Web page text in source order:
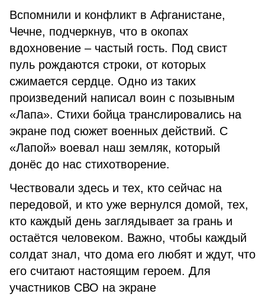
Вспомнили и конфликт в Афганистане,
Чечне, подчеркнув, что в окопах
вдохновение – частый гость. Под свист
пуль рождаются строки, от которых
сжимается сердце. Одно из таких
произведений написал воин с позывным
«Лапа». Стихи бойца транслировались на
экране под сюжет военных действий. С
«Лапой» воевал наш земляк, который
донёс до нас стихотворение.
Чествовали здесь и тех, кто сейчас на
передовой, и кто уже вернулся домой, тех,
кто каждый день заглядывает за грань и
остаётся человеком. Важно, чтобы каждый
солдат знал, что дома его любят и ждут, что
его считают настоящим героем. Для
участников СВО на экране